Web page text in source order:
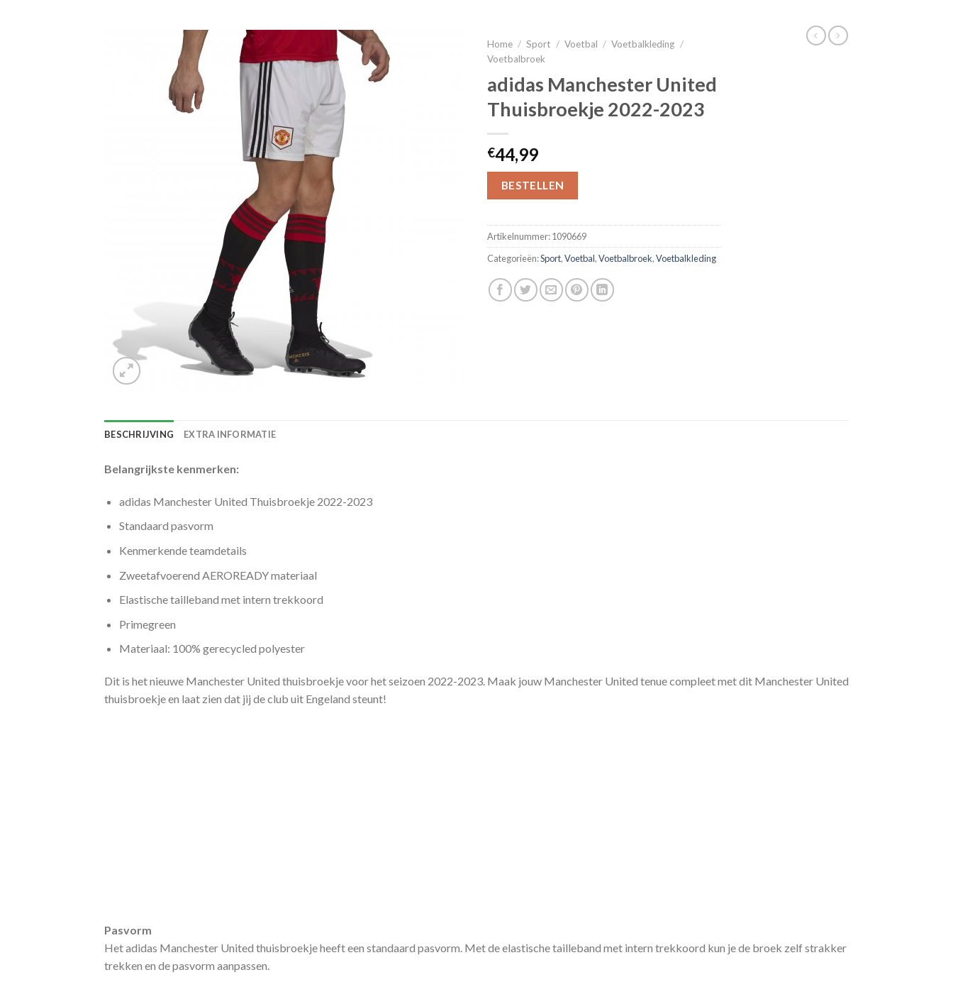
Home / Sport / Voetbal / Voetbalkleding /
Voetbalbroek
adidas Manchester United
Thuisbroekje 2022-2023
€44,99
BESTELLEN
Artikelnummer:1090669
Categorieën:Sport,Voetbal,Voetbalbroek,Voetbalkleding
BESCHRIJVING EXTRA INFORMATIE
Belangrijkste kenmerken:
adidas Manchester United Thuisbroekje 2022-2023
Standaard pasvorm
Kenmerkende teamdetails
Zweetafvoerend AEROREADY materiaal
Elastische tailleband met intern trekkoord
Primegreen
Materiaal: 100% gerecycled polyester
Dit is het nieuwe Manchester United thuisbroekje voor het seizoen 2022-2023. Maak jouw Manchester United tenue compleet met dit Manchester United
thuisbroekje en laat zien dat jij de club uit Engeland steunt!
Pasvorm
Het adidas Manchester United thuisbroekje heeft een standaard pasvorm. Met de elastische tailleband met intern trekkoord kun je de broek zelf strakker
trekken en de pasvorm aanpassen.